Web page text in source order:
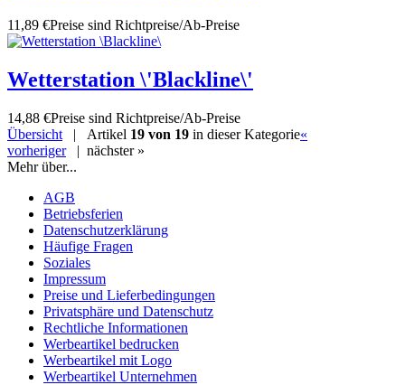
11,89 €Preise sind Richtpreise/Ab-Preise
Wetterstation \'Blackline\'
14,88 €Preise sind Richtpreise/Ab-Preise
Übersicht | Artikel 19 von 19 in dieser Kategorie«
vorheriger| nächster »
Mehr über...
AGB
Betriebsferien
Datenschutzerklärung
Häufige Fragen
Soziales
Impressum
Preise und Lieferbedingungen
Privatsphäre und Datenschutz
Rechtliche Informationen
Werbeartikel bedrucken
Werbeartikel mit Logo
Werbeartikel Unternehmen